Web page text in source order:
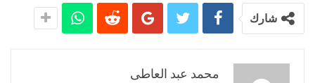
شارك
محمد عبد العاطى